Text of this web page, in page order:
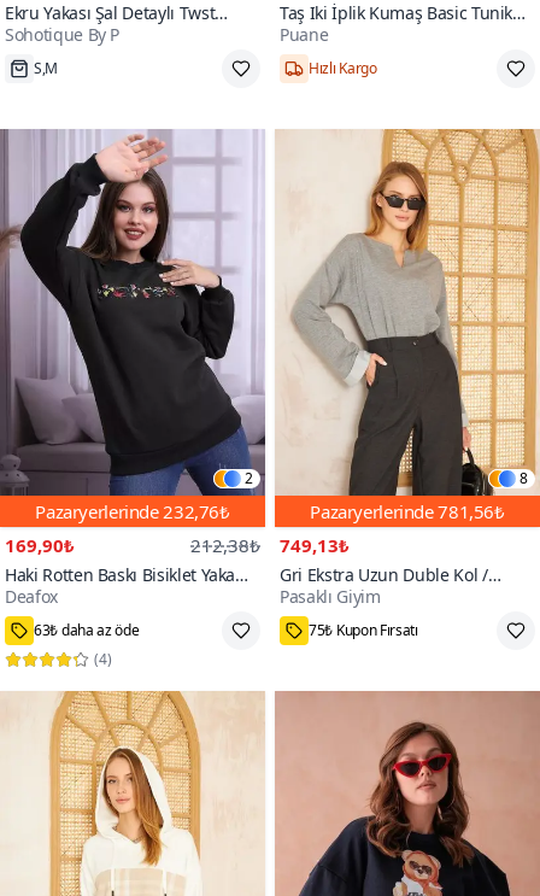
Ekru Yakası Şal Detaylı Twst
Model Sweatshirt
Sohotique By P
S,M
Taş Iki İplik Kumaş Basic Tunik
Sweatshirt
Puane
Hızlı Kargo
2
Pazaryerlerinde232,76₺
169,90₺
212,38₺
Haki Rotten Baskı Bisiklet Yaka
Sweat
Deafox
200+
63₺ daha az öde
(4)
8
Pazaryerlerinde781,56₺
749,13₺
Gri Ekstra Uzun Duble Kol /
Yakası Yırtmaçlı Salaş Bluz
Sweatshirt
Pasaklı Giyim
75₺ Kupon Fırsatı